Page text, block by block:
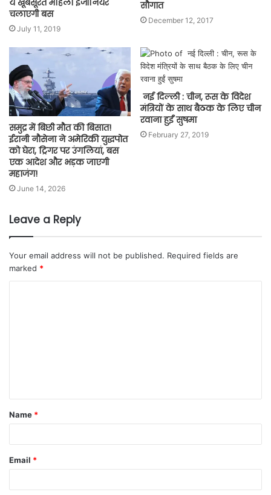
ये खूबसूरत महिला इंजीनियर
चलाएगी बस
July 11, 2019
सौगात
December 12, 2017
समुद्र में बिछी मौत की बिसात!
ईरानी नौसेना ने अमेरिकी युद्धपोत
को घेरा, ट्रिगर पर उंगलियां, बस
एक आदेश और भड़क जाएगी
महाजंग!
June 14, 2026
नई दिल्ली : चीन, रूस के विदेश
मंत्रियों के साथ बैठक के लिए चीन
रवाना हुईं सुषमा
February 27, 2019
Leave a Reply
Your email address will not be published. Required fields are
marked *
Name *
Email *